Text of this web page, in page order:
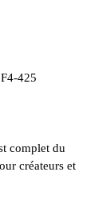
425
complet du
créateurs et